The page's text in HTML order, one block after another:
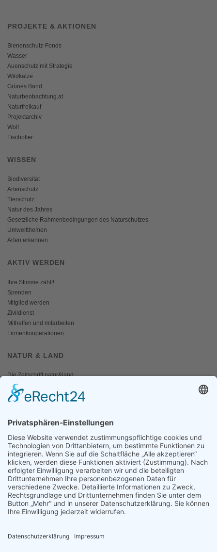
PROJEKTE & AKTIONEN
Bienenschutz-Fonds
Wasser
Auenschutz mit Strategie
Wildkatze
Grünes Band
Naturbeobachtung.at
Naturfreikauf
Projektarchiv
Wolf
Fischotter
WISSEN
Biodiversität
Artenschutz
Tierschutz
Natur des Jahres
Gesetzliche Rahmenbedingungen des Naturschutzes
Umweltthemen
Arten erkennen
AKTIV WERDEN
Ihre Stimme zählt!
Spenden
Mitglied werden
Zivildienst
Mithelfen und mitarbeiten
Firmenkooperationen
NATUR & LAND
Die Zeitschrift natur&land
Archiv
Mediadaten
Fotos und Logos
Presseaussendungen
Presse
Presseinformationen abonnieren
ÜBER UNS
Naturschutzbund
Naturschutzjugend